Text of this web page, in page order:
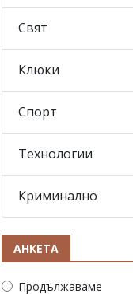
Свят
Клюки
Спорт
Технологии
Криминално
АНКЕТА
Продължаваме